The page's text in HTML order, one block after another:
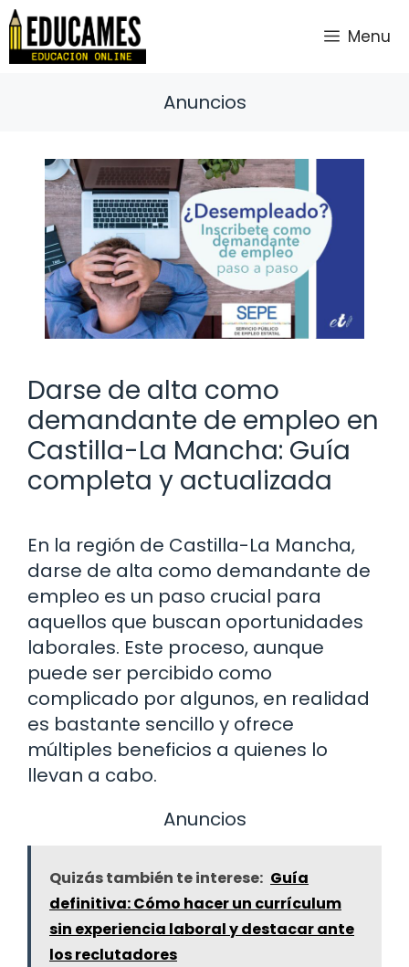
Saltar
contenido
Menu
Anuncios
Darse de alta como
demandante de empleo en
Castilla-La Mancha: Guía
completa y actualizada
En la región de Castilla-La Mancha,
darse de alta como demandante de
empleo es un paso crucial para
aquellos que buscan oportunidades
laborales. Este proceso, aunque
puede ser percibido como
complicado por algunos, en realidad
es bastante sencillo y ofrece
múltiples beneficios a quienes lo
llevan a cabo.
Anuncios
Quizás también te interese: Guía
definitiva: Cómo hacer un currículum
sin experiencia laboral y destacar ante
los reclutadores